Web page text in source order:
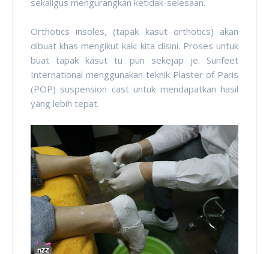
Orthotics insoles, (tapak kasut orthotics) akan
dibuat khas mengikut kaki kita disini. Proses untuk
buat tapak kasut tu pun sekejap je. Sunfeet
International menggunakan teknik Plaster of Paris
(POP) suspension cast untuk mendapatkan hasil
yang lebih tepat.